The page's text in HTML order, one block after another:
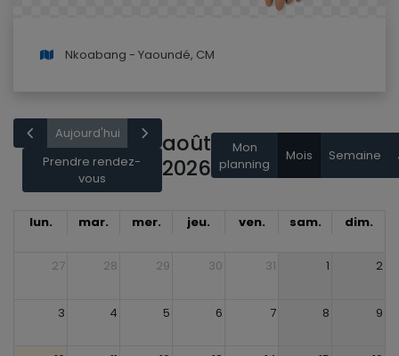
Nkoabang - Yaoundé, CM
Aujourd'hui
Prendre rendez-
vous
août
2026
Mon
planning
Mois Semaine
lun. mar. mer. jeu. ven. sam. dim.
27 28 29 30 31 1 2
3 4 5 6 7 8 9